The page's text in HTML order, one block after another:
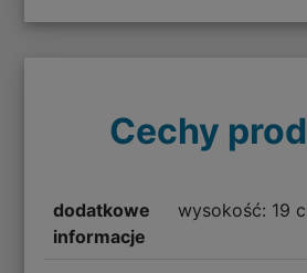
Cechy
dodatkowe
informacje
wysokość: 19